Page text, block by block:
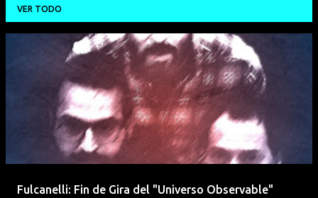
VER TODO
d
Fulcanelli: Fin de Gira del "Universo Observable"